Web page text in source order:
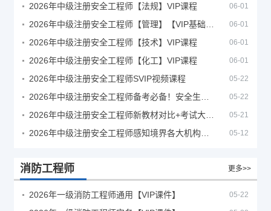
2026年中级注册安全工程师【法规】VIP课程 06-01
06-01
2026年中级注册安全工程师【技术】VIP课程 06-01
2026年中级注册安全工程师【化工】VIP课程 06-01
2026年中级注册安全工程师SVIP视频课程 05-22
05-22
05-21
05-12
消防工程师 更多>>
2026年一级消防工程师通用【VIP课件】 05-22